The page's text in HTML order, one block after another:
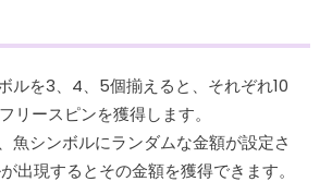
ルを3、4、5個揃えると、それぞれ10
リースピンを獲得します。
魚シンボルにランダムな金額が設定さ
出現するとその金額を獲得できます。